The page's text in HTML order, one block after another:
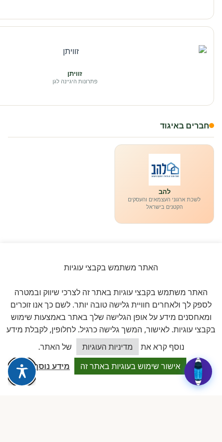
זוויתן
פתרונות היגיינה לגן
חברים באיגוד
להב
לשכת ארגוני העצמאים והעסקים
הקטנים בישראל
דירוג 5 ★ מתוך 5
★★★★★על בסיס 11 ביקורות מאומתות
לכל הביקורות ב-Google
האתר משתמש בקבצי עוגיות
האתר משתמש בקבצי עוגיות באתר זה לצרכי שיווק ובמטרה
לספק לך ולאחרים חוויית גלישה טובה יותר. לשם כך אנו זוכרים
ומאחסנים מידע על אופן הגלישה שלך באתר באמצעות שימוש
בקבצי עוגיות. לאישור, המשך גלישה כרגיל. לחלופין, לקבלת מידע
נוסף קרא את
מדיניות העוגיות
של האתר.
אישור שימוש בעוגיות באתר זה
מידע נוסף